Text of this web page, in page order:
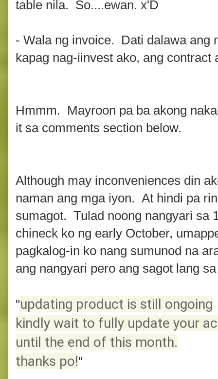
table nila. So....ewan. x'D
- Wala ng invoice. Dati dalawa ang
kapag nag-iinvest ako, ang
Hmmm. Mayroon pa ba akong
it sa comments section below.
Although may inconveniences din
naman ang mga iyon. At hindi pa
sumagot. Tulad noong nangyari sa
chineck ko ng early October,
pagkalog-in ko nang sumunod na
ang nangyari pero ang sagot lang
"updating product is still ongoing
kindly wait to fully update your
until the end of this month.
thanks po!"